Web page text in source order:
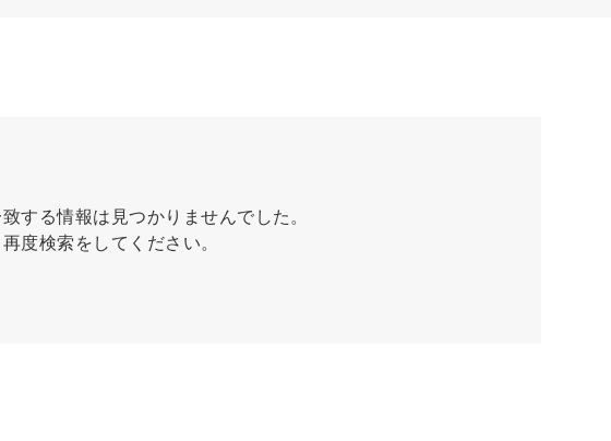
する情報は見つかりませんでした。
度検索をしてください。